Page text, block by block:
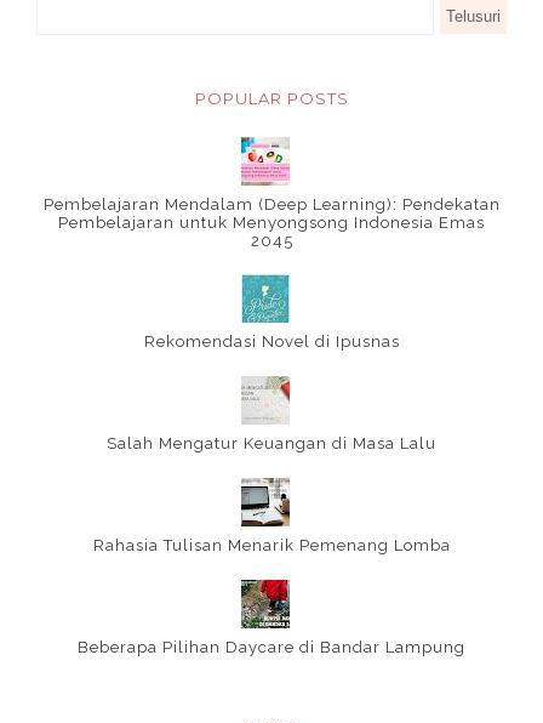
POPULAR POSTS
Pembelajaran Mendalam (Deep Learning): Pendekatan
Pembelajaran untuk Menyongsong Indonesia Emas
2045
Rekomendasi Novel di Ipusnas
Salah Mengatur Keuangan di Masa Lalu
Rahasia Tulisan Menarik Pemenang Lomba
Beberapa Pilihan Daycare di Bandar Lampung